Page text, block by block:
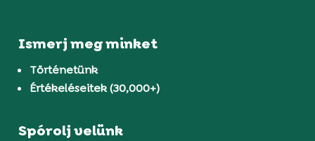
Ismerj meg minket
Történetünk
Értékeléseitek (30,000+)
Spórolj velünk